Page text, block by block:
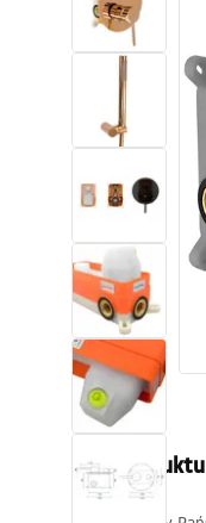
Toalety,
Umywalki
Wanny i
Baterie
Natryski
Kuchnia
Opis produktu